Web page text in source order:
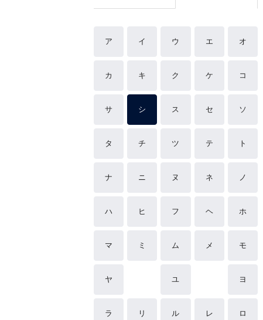
ア イ ウ エ オ
カ キ ク ケ コ
サ シ ス セ ソ
タ チ ツ テ ト
ナ ニ ヌ ネ ノ
ハ ヒ フ ヘ ホ
マ ミ ム メ モ
ヤ ユ ヨ
ラ リ ル レ ロ